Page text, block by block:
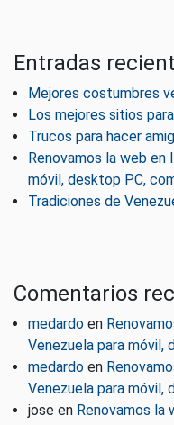
Entradas
Mejores costumbres
Los mejores sitios
Trucos para hacer
Renovamos la web en
móvil, desktop PC,
Tradiciones de
Comentarios
medardo en
Venezuela para móvil,
medardo en
Venezuela para móvil,
jose en Renovamos la